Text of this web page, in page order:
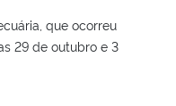
e Comunicações
que ocorreu
29 de outubro e 3